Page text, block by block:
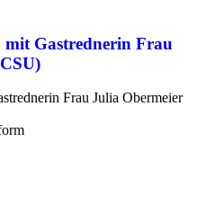
mit Gastrednerin Frau
Frau Julia Obermeier